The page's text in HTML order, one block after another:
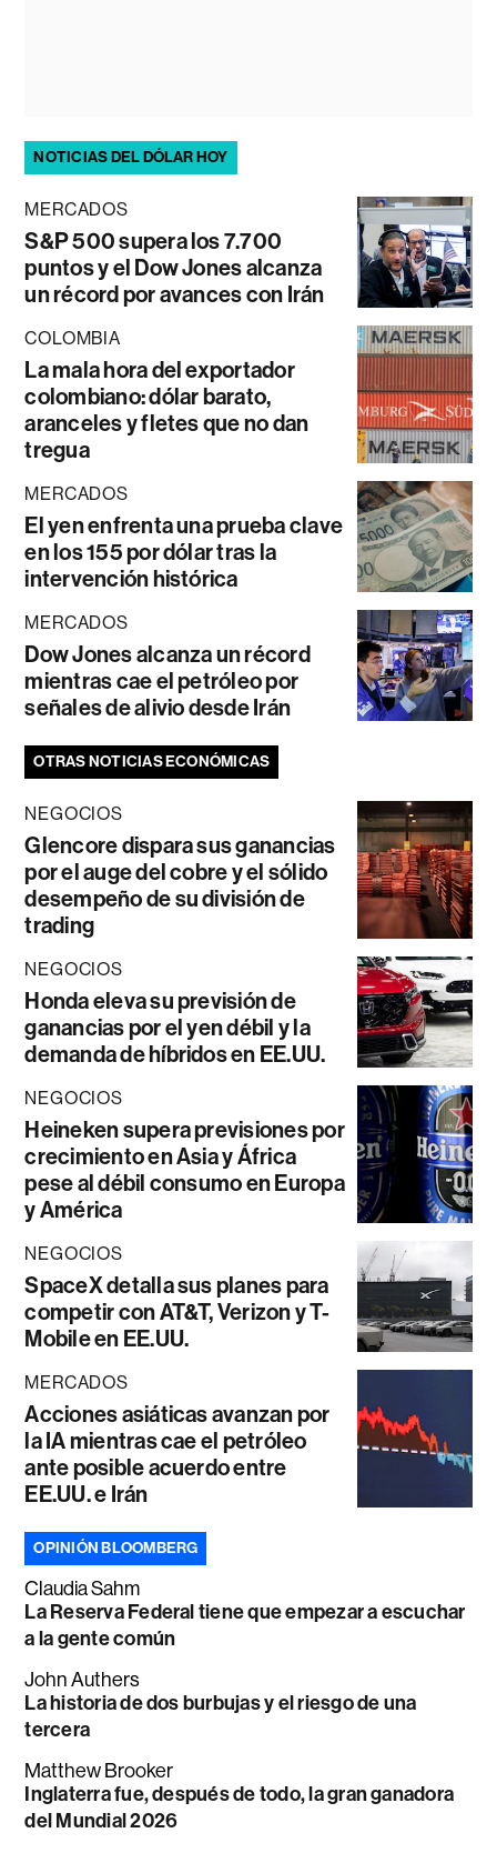
NOTICIAS DEL DÓLAR HOY
MERCADOS
S&P 500 supera los 7.700
puntos y el Dow Jones alcanza
un récord por avances con Irán
COLOMBIA
La mala hora del exportador
colombiano: dólar barato,
aranceles y fletes que no dan
tregua
MERCADOS
El yen enfrenta una prueba clave
en los 155 por dólar tras la
intervención histórica
MERCADOS
Dow Jones alcanza un récord
mientras cae el petróleo por
señales de alivio desde Irán
OTRAS NOTICIAS ECONÓMICAS
NEGOCIOS
Glencore dispara sus ganancias
por el auge del cobre y el sólido
desempeño de su división de
trading
NEGOCIOS
Honda eleva su previsión de
ganancias por el yen débil y la
demanda de híbridos en EE.UU.
NEGOCIOS
Heineken supera previsiones por
crecimiento en Asia y África
pese al débil consumo en Europa
y América
NEGOCIOS
SpaceX detalla sus planes para
competir con AT&T, Verizon y T-
Mobile en EE.UU.
MERCADOS
Acciones asiáticas avanzan por
la IA mientras cae el petróleo
ante posible acuerdo entre
EE.UU. e Irán
OPINIÓN BLOOMBERG
Claudia Sahm
La Reserva Federal tiene que empezar a escuchar
a la gente común
John Authers
La historia de dos burbujas y el riesgo de una
tercera
Matthew Brooker
Inglaterra fue, después de todo, la gran ganadora
del Mundial 2026